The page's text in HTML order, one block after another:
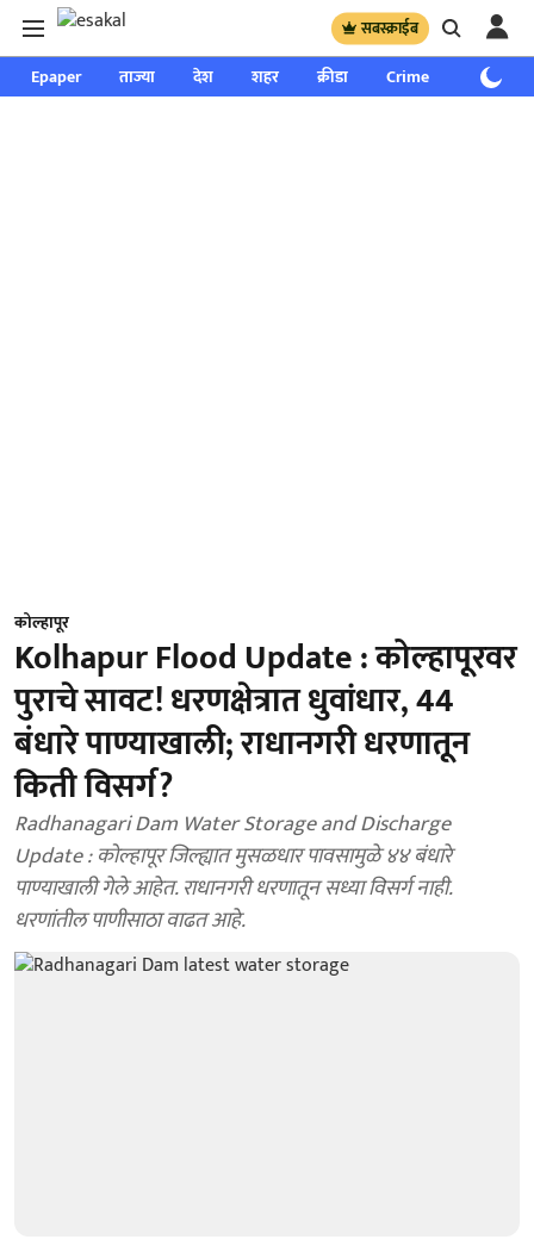
सबस्क्राईब
Epaper ताज्या देश शहर क्रीडा Crime साप्ताहिक
कोल्हापूर
Kolhapur Flood Update : कोल्हापूरवर
पुराचे सावट! धरणक्षेत्रात धुवांधार, 44
बंधारे पाण्याखाली; राधानगरी धरणातून
किती विसर्ग?
Radhanagari Dam Water Storage and Discharge
Update : कोल्हापूर जिल्ह्यात मुसळधार पावसामुळे ४४ बंधारे
पाण्याखाली गेले आहेत. राधानगरी धरणातून सध्या विसर्ग नाही.
धरणांतील पाणीसाठा वाढत आहे.